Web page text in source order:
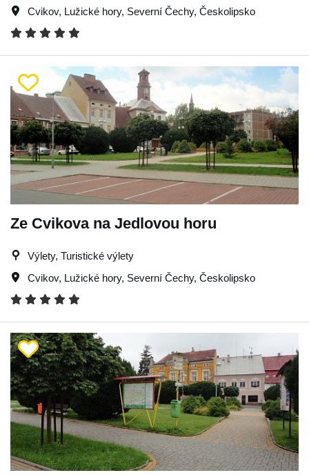
Cvikov, Lužické hory, Severní Čechy, Českolipsko
Ze Cvikova na Jedlovou horu
Výlety, Turistické výlety
Cvikov, Lužické hory, Severní Čechy, Českolipsko